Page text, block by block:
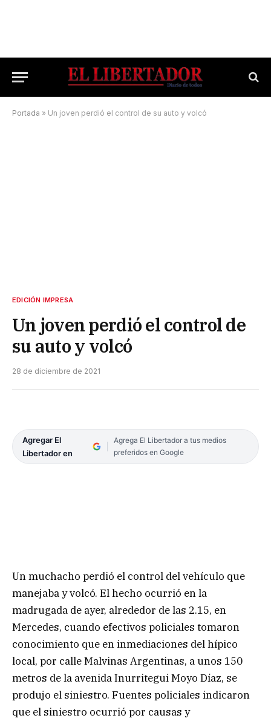
Portada » Un joven perdió el control de su auto y volcó
EDICIÓN IMPRESA
Un joven perdió el control de
su auto y volcó
28 de diciembre de 2021
Agregar El
Libertador en
Agrega El Libertador a tus medios
preferidos en Google
Un muchacho perdió el control del vehículo que
manejaba y volcó. El hecho ocurrió en la
madrugada de ayer, alrededor de las 2.15, en
Mercedes, cuando efectivos policiales tomaron
conocimiento que en inmediaciones del hípico
local, por calle Malvinas Argentinas, a unos 150
metros de la avenida Inurritegui Moyo Díaz, se
produjo el siniestro. Fuentes policiales indicaron
que el siniestro ocurrió por causas y